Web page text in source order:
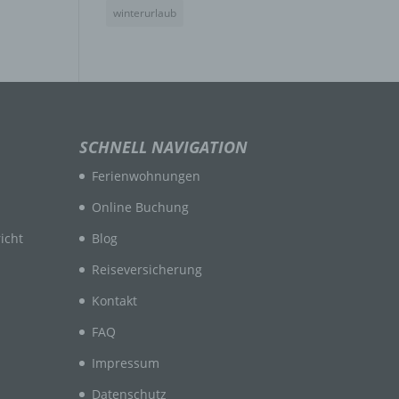
winterurlaub
SCHNELL NAVIGATION
Ferienwohnungen
Online Buchung
Blog
Reiseversicherung
Kontakt
FAQ
Impressum
Datenschutz